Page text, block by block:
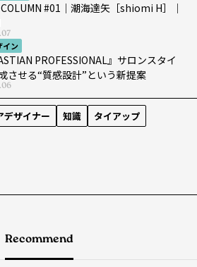
COLUMN #01｜潮海達矢［shiomi H］｜
イン
PROFESSIONAL』サロンスタイ
させる“質感設計”という新提案
デザイナー 知識 タイアップ
Recommend